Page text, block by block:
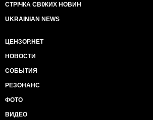
СТРІЧКА СВІЖИХ НОВИН
UKRAINIAN NEWS
ЦЕНЗОР.НЕТ
НОВОСТИ
СОБЫТИЯ
РЕЗОНАНС
ФОТО
ВИДЕО